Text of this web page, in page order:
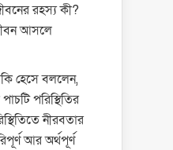
রহস্য কী?
আসলে
হেসে বললেন,
পরিস্থিতির
নীরবতার
আর অর্থপূর্ণ